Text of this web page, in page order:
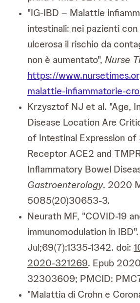
"IG-IBD – Malattie
intestinali: nei pazienti
ulcerosa il rischio da
non è aumentato", Nurse
https://
malattie-infiammatorie-
Krzysztof NJ et al. "Age,
Disease Location Are
of Intestinal Expression of
Receptor ACE2 and
Inflammatory Bowel
Gastroenterology. 2020
5085(20)30653-3.
Neurath MF, "COVID-19
immunomodulation in IBD".
Jul;69(7):1335-1342. doi:
2020-321269. Epub
32303609; PMCID:
"Malattia di Crohn e